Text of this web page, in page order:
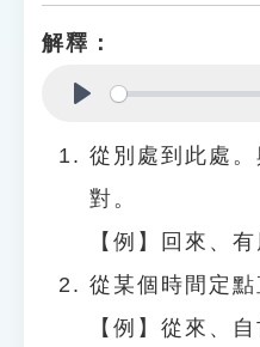
解釋：
從別處到此處
對。
【例】回來、
從某個時間定點
【例】從來、